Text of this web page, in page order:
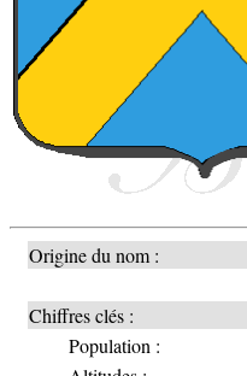
Origine du nom :
Chiffres clés :
Population :